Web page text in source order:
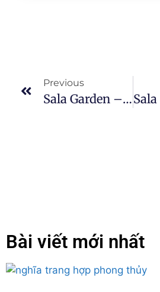
Previous
Sala Garden – Điểm Đến Tâm Linh 2023
Bài viết mới nhất